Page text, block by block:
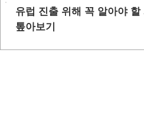
유럽 진출 위해 꼭 알아야 할
톺아보기